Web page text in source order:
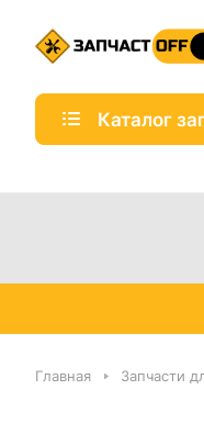
Каталог
Главная Запчасти